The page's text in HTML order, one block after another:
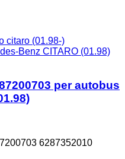
citaro (01.98-)
Benz CITARO (01.98)
per autobus
6287352010